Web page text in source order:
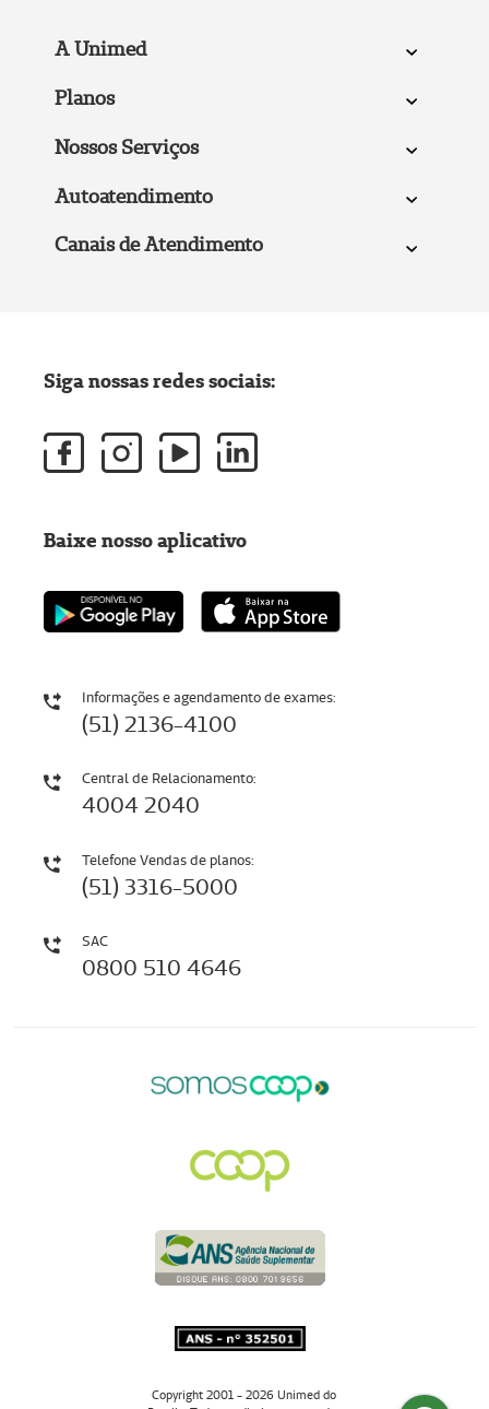
A Unimed
Planos
Nossos Serviços
Autoatendimento
Canais de Atendimento
Informações e agendamento de exames:
(51) 2136-4100
Central de Relacionamento:
4004 2040
Telefone Vendas de planos:
(51) 3316-5000
SAC
0800 510 4646
Siga nossas redes sociais:
Baixe nosso aplicativo
Copyright 2001 - 2026 Unimed do